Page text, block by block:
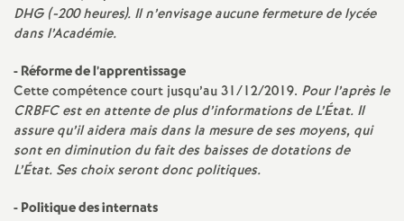
l
é
DHG (-200 heures). Il n’envisage aucune fermeture de lycée
dans l’Académie.
- Réforme de l’apprentissage
Cette compétence court jusqu’au 31/12/2019. Pour l’après le
CRBFC est en attente de plus d’informations de L’État. Il
assure qu’il aidera mais dans la mesure de ses moyens, qui
sont en diminution du fait des baisses de dotations de
L’État. Ses choix seront donc politiques.
- Politique des internats